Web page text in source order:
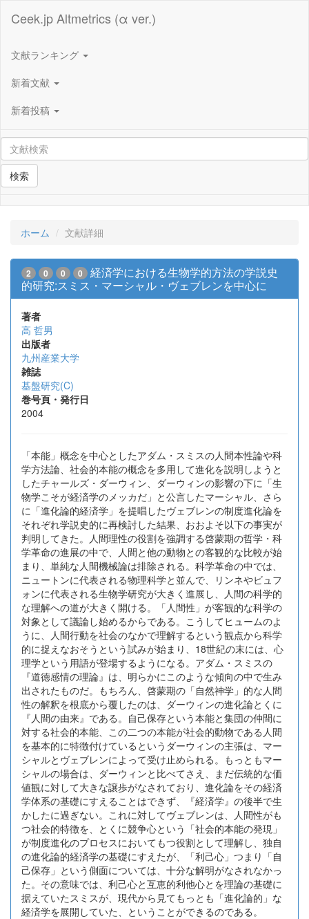
Ceek.jp Altmetrics (α ver.)
文献ランキング
新着文献
新着投稿
検索
ホーム 文献詳細
2 0 0 0
経済学における生物学的方法の学説史
的研究:スミス・マーシャル・ヴェブレンを中心に
著者
高 哲男
出版者
九州産業大学
雑誌
基盤研究(C)
巻号頁・発行日
2004
「本能」概念を中心としたアダム・スミスの人間本性論や科
学方法論、社会的本能の概念を多用して進化を説明しようと
したチャールズ・ダーウィン、ダーウィンの影響の下に「生
物学こそが経済学のメッカだ」と公言したマーシャル、さら
に「進化論的経済学」を提唱したヴェブレンの制度進化論を
それぞれ学説史的に再検討した結果、おおよそ以下の事実が
判明してきた。人間理性の役割を強調する啓蒙期の哲学・科
学革命の進展の中で、人間と他の動物との客観的な比較が始
まり、単純な人間機械論は排除される。科学革命の中では、
ニュートンに代表される物理科学と並んで、リンネやビュフ
ォンに代表される生物学研究が大きく進展し、人間の科学的
な理解への道が大きく開ける。「人間性」が客観的な科学の
対象として議論し始めるからである。こうしてヒュームのよ
うに、人間行動を社会のなかで理解するという観点から科学
的に捉えなおそうという試みが始まり、18世紀の末には、心
理学という用語が登場するようになる。アダム・スミスの
『道徳感情の理論』は、明らかにこのような傾向の中で生み
出されたものだ。もちろん、啓蒙期の「自然神学」的な人間
性の解釈を根底から覆したのは、ダーウィンの進化論とくに
『人間の由来』である。自己保存という本能と集団の仲間に
対する社会的本能、この二つの本能が社会的動物である人間
を基本的に特徴付けているというダーウィンの主張は、マー
シャルとヴェブレンによって受け止められる。もっともマー
シャルの場合は、ダーウィンと比べてさえ、まだ伝統的な価
値観に対して大きな譲歩がなされており、進化論をその経済
学体系の基礎にすえることはできず、『経済学』の後半で生
かしたに過ぎない。これに対してヴェブレンは、人間性がも
つ社会的特徴を、とくに競争心という「社会的本能の発現」
が制度進化のプロセスにおいてもつ役割として理解し、独自
の進化論的経済学の基礎にすえたが、「利己心」つまり「自
己保存」という側面については、十分な解明がなされなかっ
た。その意味では、利己心と互恵的利他心とを理論の基礎に
据えていたスミスが、現代から見てもっとも「進化論的」な
経済学を展開していた、ということができるのである。